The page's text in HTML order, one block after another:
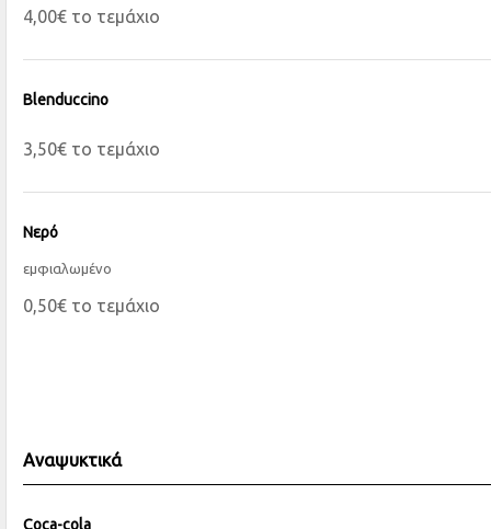
4,00€ το τεμάχιο
Blenduccino
3,50€ το τεμάχιο
Νερό
εμφιαλωμένο
0,50€ το τεμάχιο
Αναψυκτικά
Coca-cola